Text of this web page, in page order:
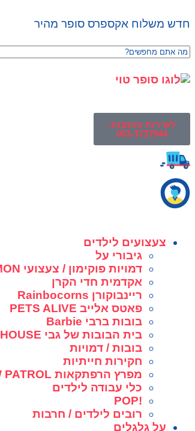
חדש משלוח אקספרס סופר מהיר
לשירות והזמנות:
053-3737944
צעצועים לילדים
גיבורי על
דמויות פוקימון / צעצועי POKEMON
אקדמית חדי הקרן
ריינבוקורן Rainbocorns
פאטס אלייב PETS ALIVE
בובות ברבי Barbie
בית הבובות של גבי GABBY'S DOLLHOUSE
בובות / דמויות
חקירות חייתיות
מפרץ הרפתקאות PAW PATROL
כלי עבודה לילדים
!POP
רובים לילדים / חרבות
על גלגלים